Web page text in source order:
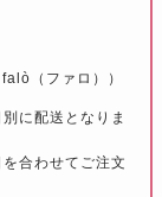
（ファロ））
に配送となりま
合わせてご注文